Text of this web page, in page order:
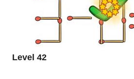
Level 42